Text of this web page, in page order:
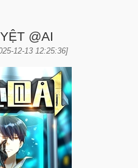
@AI
12-13 12:25:36]